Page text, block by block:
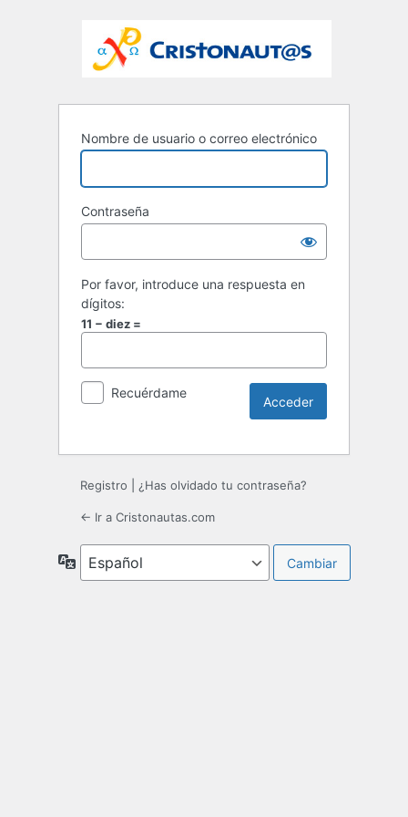
Nombre de usuario o correo electrónico
Contraseña
Por favor, introduce una respuesta en
dígitos:
11 − diez =
Recuérdame
Registro ¿Has olvidado tu contraseña?
← Ir a Cristonautas.com
Idioma